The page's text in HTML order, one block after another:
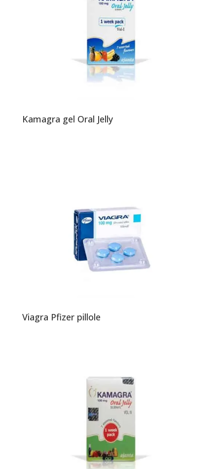
Kamagra gel Oral Jelly
Viagra Pfizer pillole